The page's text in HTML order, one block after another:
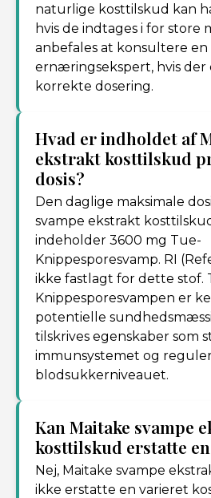
naturlige kosttilskud kan
hvis de indtages i for store
anbefales at konsultere
ernæringsekspert, hvis der
korrekte dosering.
Hvad er indholdet af
ekstrakt kosttilskud
dosis?
Den daglige maksimale
svampe ekstrakt
indeholder 3600 mg Tue-
Knippesporesvamp. RI
ikke fastlagt for dette stof.
Knippesporesvampen er
potentielle
tilskrives egenskaber som
immunsystemet og
blodsukkerniveauet.
Kan Maitake svampe
kosttilskud erstatte
Nej, Maitake svampe
ikke erstatte en varieret